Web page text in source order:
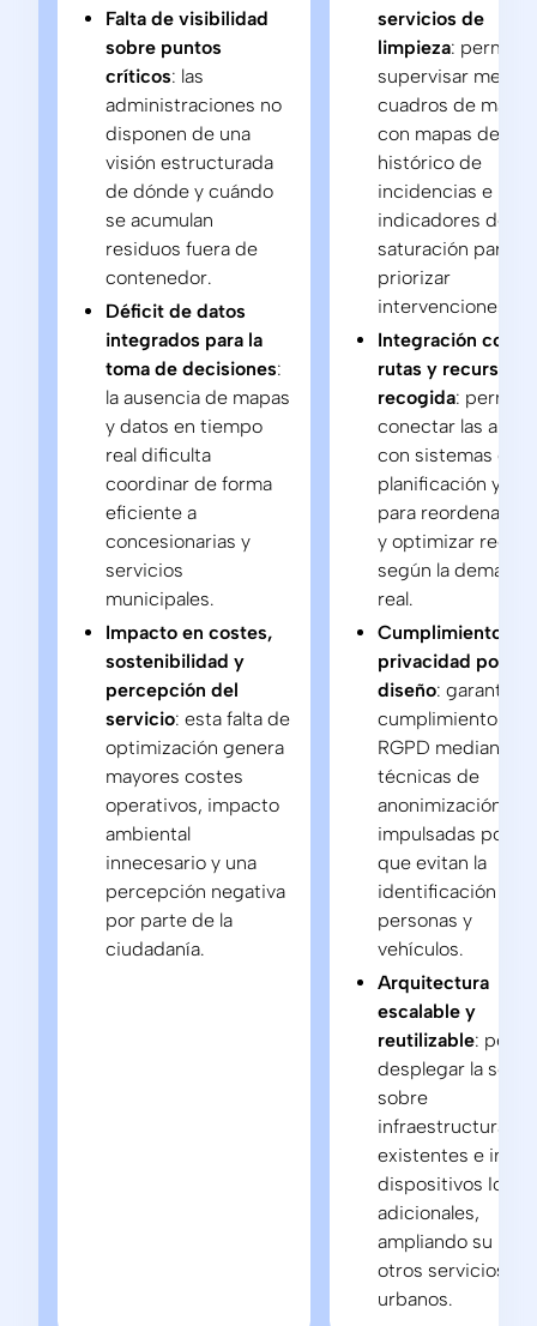
Falta de visibilidad
sobre puntos
críticos: las
administraciones no
disponen de una
visión estructurada
de dónde y cuándo
se acumulan
residuos fuera de
contenedor.
Déficit de datos
integrados para la
toma de decisiones:
la ausencia de mapas
y datos en tiempo
real dificulta
coordinar de forma
eficiente a
concesionarias y
servicios
municipales.
Impacto en costes,
sostenibilidad y
percepción del
servicio: esta falta de
optimización genera
mayores costes
operativos, impacto
ambiental
innecesario y una
percepción negativa
por parte de la
ciudadanía.
servicios de
limpieza: permitió
supervisar
cuadros de
con mapas de
histórico de
incidencias e
indicadores de
saturación para
priorizar
intervenciones.
Integración con
rutas y recursos
recogida:
conectar las
con sistemas de
planificación y
para reordenar
y optimizar
según la demanda
real.
Cumplimiento de
privacidad por
diseño: garantizó
cumplimiento de
RGPD mediante
técnicas de
anonimización
impulsadas por IA
que evitan la
identificación de
personas y
vehículos.
Arquitectura
escalable y
reutilizable:
desplegar la
sobre
infraestructuras
existentes e
dispositivos IoT
adicionales,
ampliando su uso
otros servicios
urbanos.